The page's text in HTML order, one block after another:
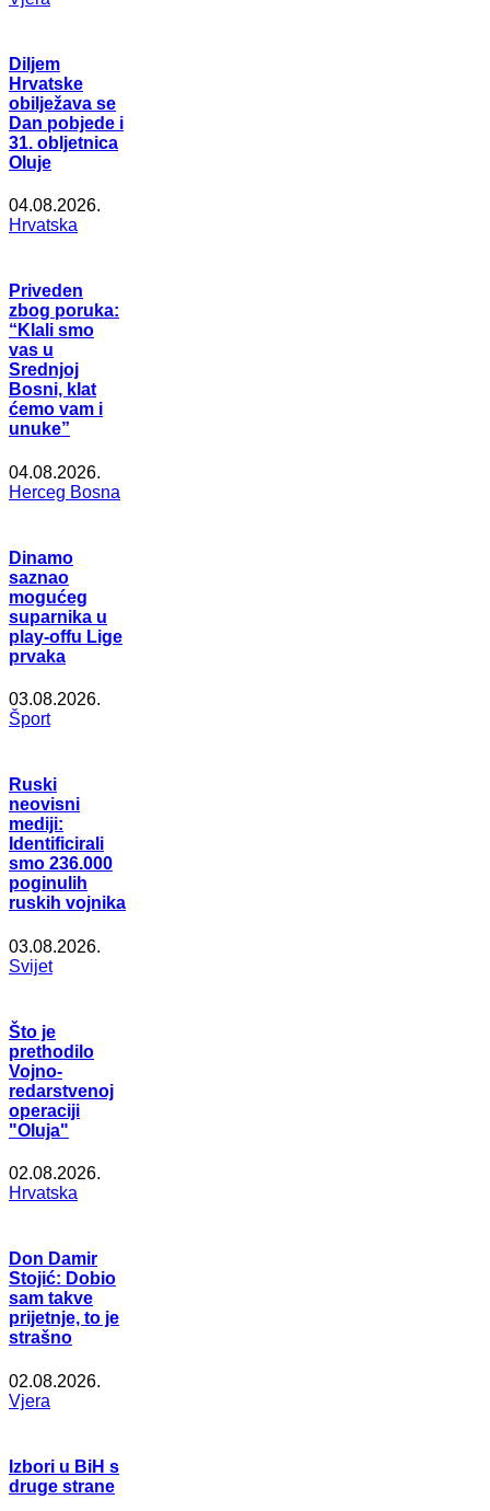
Diljem
Hrvatske
obilježava se
Dan pobjede i
31. obljetnica
Oluje
04.08.2026.
Hrvatska
Priveden
zbog poruka:
“Klali smo
vas u
Srednjoj
Bosni, klat
ćemo vam i
unuke”
04.08.2026.
Herceg Bosna
Dinamo
saznao
mogućeg
suparnika u
play-offu Lige
prvaka
03.08.2026.
Šport
Ruski
neovisni
mediji:
Identificirali
smo 236.000
poginulih
ruskih vojnika
03.08.2026.
Svijet
Što je
prethodilo
Vojno-
redarstvenoj
operaciji
"Oluja"
02.08.2026.
Hrvatska
Don Damir
Stojić: Dobio
sam takve
prijetnje, to je
strašno
02.08.2026.
Vjera
Izbori u BiH s
druge strane